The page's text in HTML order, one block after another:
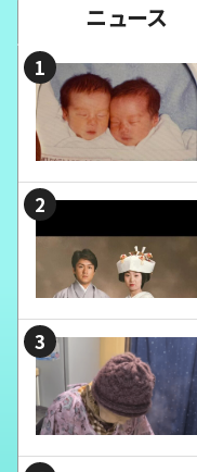
ニュース